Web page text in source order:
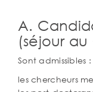
A.
(séjour
Sont admissibles :
les chercheurs